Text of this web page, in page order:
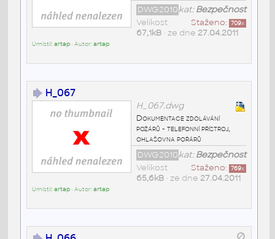
kat:Bezpečnost
DWG2010
Staženo: 709x
Velikost
67,1kB• ze dne 27.04.2011
Umístil:artap• Autor:artap
H_067
H_067.dwg
Dokumentace zdolávání
požárů - telefonní přístroj,
ohlašovna pořárů
kat:Bezpečnost
DWG2010
Staženo: 769x
Velikost
65,6kB• ze dne 27.04.2011
Umístil:artap• Autor:artap